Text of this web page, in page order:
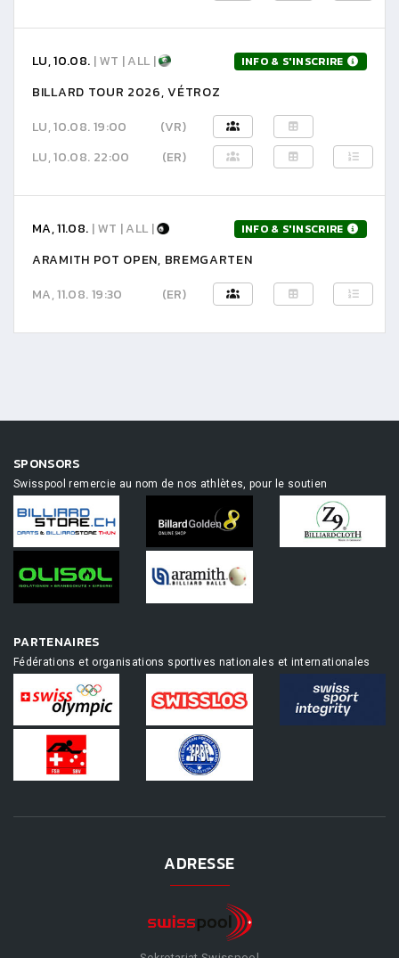
LU, 10.08. | WT | ALL | INFO & S'INSCRIRE
BILLARD TOUR 2026, VÉTROZ
LU, 10.08. 19:00
(VR)
LU, 10.08. 22:00
(ER)
MA, 11.08. | WT | ALL | INFO & S'INSCRIRE
ARAMITH POT OPEN, BREMGARTEN
MA, 11.08. 19:30
(ER)
SPONSORS
Swisspool remercie au nom de nos athlètes, pour le soutien
PARTENAIRES
Fédérations et organisations sportives nationales et internationales
ADRESSE